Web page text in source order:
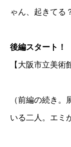
ゃん、起きてる
後編スタート！
【大阪市立美
（前編の続き
いる二人。エミ